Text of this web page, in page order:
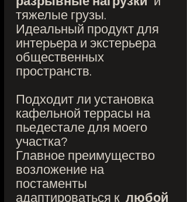
тяжелые грузы.
Идеальный продукт для
интерьера и экстерьера
общественных
пространств.
Подходит ли установка
кафельной террасы на
пьедестале для моего
участка?
Главное преимущество
возложение на
постаменты
адаптироваться к любой